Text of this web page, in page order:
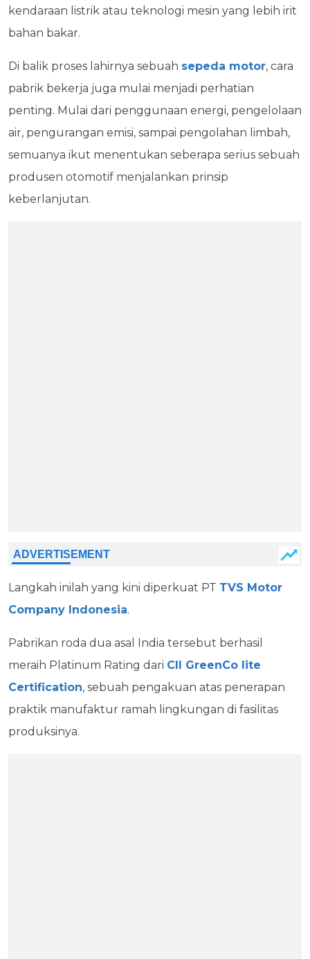
kendaraan listrik atau teknologi mesin yang lebih irit
bahan bakar.
Di balik proses lahirnya sebuah sepeda motor, cara
pabrik bekerja juga mulai menjadi perhatian
penting. Mulai dari penggunaan energi, pengelolaan
air, pengurangan emisi, sampai pengolahan limbah,
semuanya ikut menentukan seberapa serius sebuah
produsen otomotif menjalankan prinsip
keberlanjutan.
Langkah inilah yang kini diperkuat PT TVS Motor
Company Indonesia.
Pabrikan roda dua asal India tersebut berhasil
meraih Platinum Rating dari CII GreenCo lite
Certification, sebuah pengakuan atas penerapan
praktik manufaktur ramah lingkungan di fasilitas
produksinya.